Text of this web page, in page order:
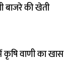
बाजरे की खेती
कृषि वाणी का खास